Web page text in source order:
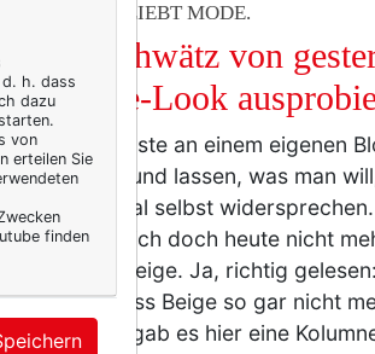
TEXTERELLA LIEBT MODE.
Geschwätz von
Beige-Look
das Schönste an einem eigenen
hier tun und lassen, was man
gerne mal selbst
mich doch heute nicht
Texterella in Beige. Ja, richtig
dass Beige so gar nicht
Woche gab es hier eine
h. dass
dazu
von
erteilen Sie
finden